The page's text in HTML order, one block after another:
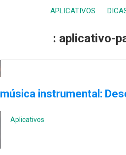
APLICATIVOS
: aplicativo-
instrumental:
Aplicativos